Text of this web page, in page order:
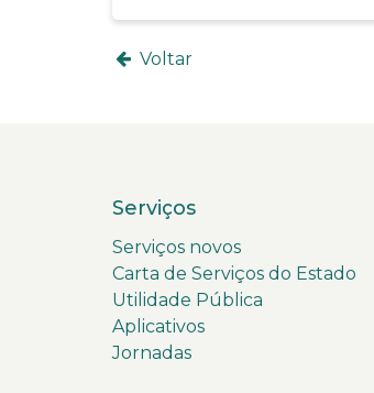
Voltar
Serviços
Serviços novos
Carta de Serviços do Estado
Utilidade Pública
Aplicativos
Jornadas